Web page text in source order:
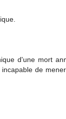
d'une mort
de